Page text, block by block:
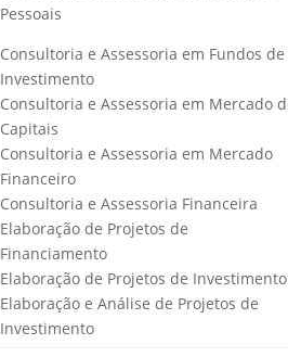
Pessoais
Consultoria e Assessoria em Fundos de
Investimento
Consultoria e Assessoria em Mercado
Capitais
Consultoria e Assessoria em Mercado
Financeiro
Consultoria e Assessoria Financeira
Elaboração de Projetos de
Financiamento
Elaboração de Projetos de Investimento
Elaboração e Análise de Projetos de
Investimento